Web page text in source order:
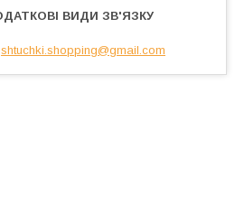
shtuchki.shopping@gmail.com